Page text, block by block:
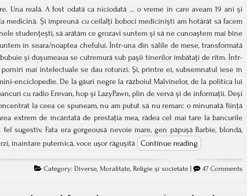
Una reală. A fost odată ca niciodată … o vreme în care aveam 19 ani și
medicină. Și împreună cu ceilalți boboci mediciniști am hotărât să facem
studențești, să arătăm ce grozavi suntem și să ne cunoaștem mai bine
în seara/noaptea chefului. Într-una din sălile de mese, transformată
și dușumeaua se cutremură sub pașii tinerilor îmbătați de ritm. Într-
mai intelectuale se dau rotunzi. Și, printre ei, subsemnatul iese în
enciclopedie. De la găuri negre la războiul Malvinelor, de la politica lui
cu radio Erevan, hop și LazyPawn, plin de vervă și de informații. Deși
la ceea ce spuneam, nu am putut să nu remarc o minunată ființă
extrem de încântată de prestația mea, râdea cel mai tare la bancurile
sugestiv. Fata era gorgeousă nevoie mare, gen păpușă Barbie, blondă,
înaintare puternică, voce ușor răgușită
Continue reading
Category: Diverse, Moralitate, Religie şi societate | 47 Commentson